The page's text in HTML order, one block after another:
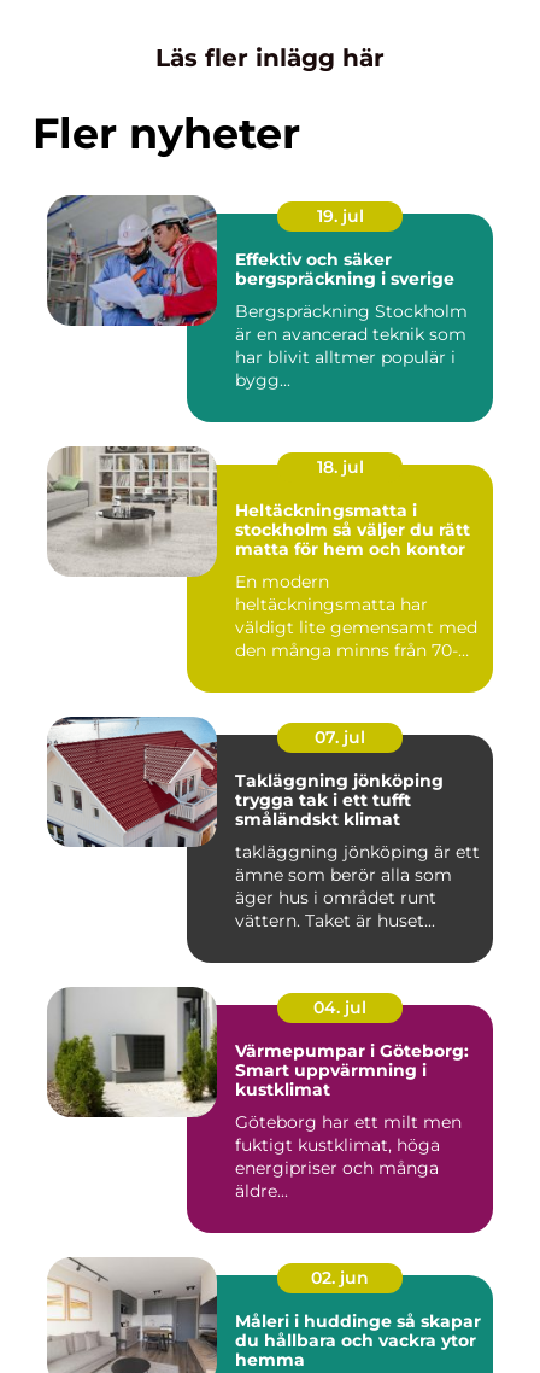
Läs fler inlägg här
Fler nyheter
19. jul
Effektiv och säker
bergspräckning i sverige
Bergspräckning Stockholm
är en avancerad teknik som
har blivit alltmer populär i
bygg...
18. jul
Heltäckningsmatta i
stockholm så väljer du rätt
matta för hem och kontor
En modern
heltäckningsmatta har
väldigt lite gemensamt med
den många minns från 70-
07. jul
Takläggning jönköping
trygga tak i ett tufft
småländskt klimat
takläggning jönköping är ett
ämne som berör alla som
äger hus i området runt
vättern. Taket är huset...
04. jul
Värmepumpar i Göteborg:
Smart uppvärmning i
kustklimat
Göteborg har ett milt men
fuktigt kustklimat, höga
energipriser och många
äldre...
02. jun
Måleri i huddinge så skapar
du hållbara och vackra ytor
hemma